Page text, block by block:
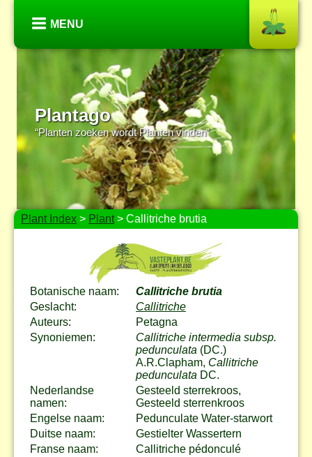
MENU
Plantago
“Planten zoeken wordt Planten vinden”
Plant Index > Plant> Callitriche brutia
Botanische naam:
Callitriche brutia
Geslacht:
Callitriche
Auteurs:
Petagna
Synoniemen:
Callitriche intermedia subsp.
pedunculata (DC.)
A.R.Clapham, Callitriche
pedunculata DC.
Nederlandse
namen:
Gesteeld sterrekroos,
Gesteeld sterrenkroos
Engelse naam:
Pedunculate Water-starwort
Duitse naam:
Gestielter Wassertern
Franse naam:
Callitriche pédonculé